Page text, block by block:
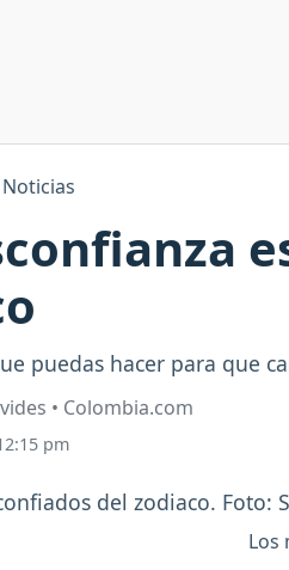
Noticias
puedas hacer para que
• Colombia.com
pm
Los